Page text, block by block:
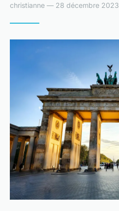
christianne — 28 décembre